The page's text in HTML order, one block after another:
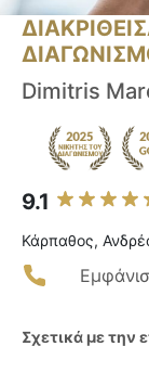
Dimitris
9.1
Κάρπαθος,
Σχετικά με την